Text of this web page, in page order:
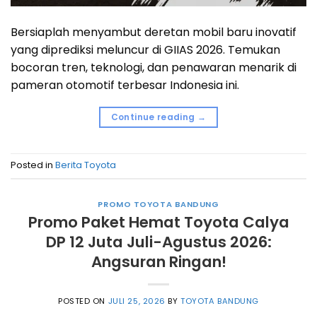
Bersiaplah menyambut deretan mobil baru inovatif
yang diprediksi meluncur di GIIAS 2026. Temukan
bocoran tren, teknologi, dan penawaran menarik di
pameran otomotif terbesar Indonesia ini.
Continue reading →
Posted in Berita Toyota
PROMO TOYOTA BANDUNG
Promo Paket Hemat Toyota Calya
DP 12 Juta Juli-Agustus 2026:
Angsuran Ringan!
POSTED ON JULI 25, 2026 BYTOYOTA BANDUNG